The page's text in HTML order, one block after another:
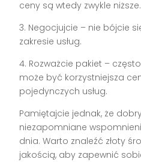
ceny są wtedy zwykle niższe.
3. Negocjujcie – nie bójcie
zakresie usług.
4. Rozważcie pakiet –
może być korzystniejsza
pojedynczych usług.
Pamiętajcie jednak, że
niezapomniane
dnia. Warto znaleźć złoty
jakością, aby zapewnić